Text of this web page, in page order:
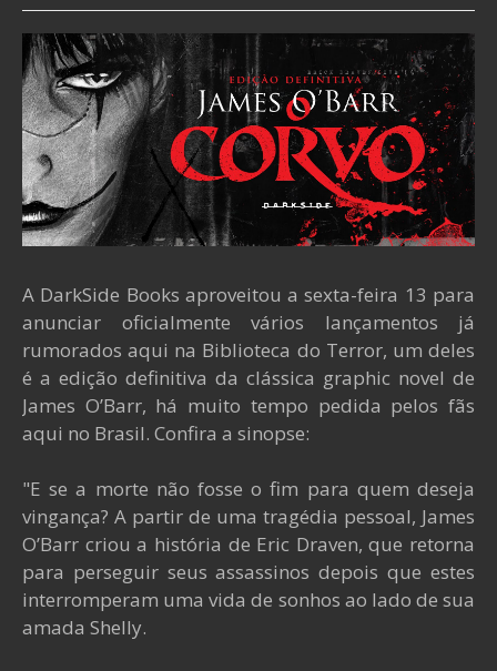
A DarkSide Books aproveitou a sexta-feira 13 para
anunciar oficialmente vários lançamentos já
rumorados aqui na Biblioteca do Terror, um deles
é a edição definitiva da clássica graphic novel de
James O’Barr, há muito tempo pedida pelos fãs
aqui no Brasil. Confira a sinopse:
"E se a morte não fosse o fim para quem deseja
vingança? A partir de uma tragédia pessoal, James
O’Barr criou a história de Eric Draven, que retorna
para perseguir seus assassinos depois que estes
interromperam uma vida de sonhos ao lado de sua
amada Shelly.